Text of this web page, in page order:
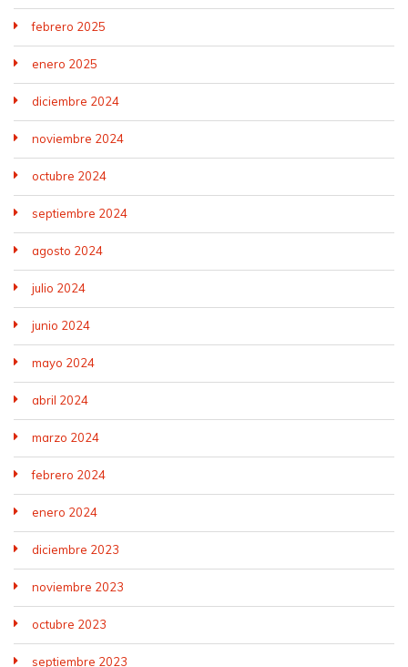
febrero 2025
enero 2025
diciembre 2024
noviembre 2024
octubre 2024
septiembre 2024
agosto 2024
julio 2024
junio 2024
mayo 2024
abril 2024
marzo 2024
febrero 2024
enero 2024
diciembre 2023
noviembre 2023
octubre 2023
septiembre 2023